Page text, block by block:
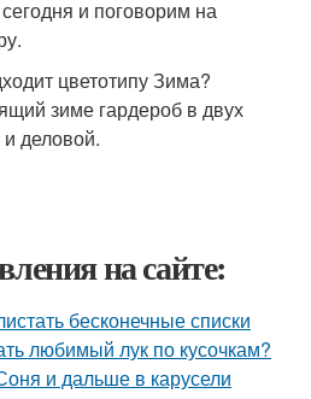
и поговорим на
цветотипу Зима?
зиме гардероб в двух
деловой.
на сайте:
бесконечные списки
любимый лук по кусочкам?
и дальше в карусели